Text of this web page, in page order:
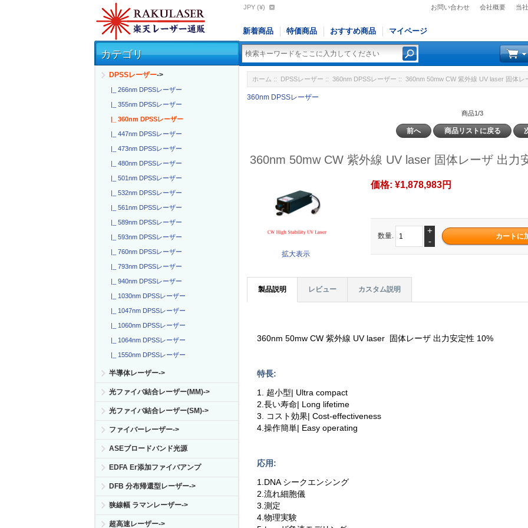
お問い合わせ 会社概要 当
JPY (¥)
新着商品 特価商品 おすすめ商品 マイページ
カテゴリ
DPSSレーザー->
|_ 266nm DPSSレーザー
|_ 355nm DPSSレーザー
|_ 360nm DPSSレーザー
|_ 447nm DPSSレーザー
|_ 473nm DPSSレーザー
|_ 480nm DPSSレーザー
|_ 501nm DPSSレーザー
|_ 532nm DPSSレーザー
|_ 561nm DPSSレーザー
|_ 589nm DPSSレーザー
|_ 593nm DPSSレーザー
|_ 760nm DPSSレーザー
|_ 793nm DPSSレーザー
|_ 940nm DPSSレーザー
|_ 1030nm DPSSレーザー
|_ 1047nm DPSSレーザー
|_ 1060nm DPSSレーザー
|_ 1064nm DPSSレーザー
|_ 1550nm DPSSレーザー
半導体レーザー->
光ファイバ結合レーザー(MM)->
光ファイバ結合レーザー(SM)->
ファイバーレーザー->
ASEブロードバンド光源
EDFA Er添加ファイバアンプ
DFB 分布帰還型レーザー->
狭線幅 ラマンレーザー->
超高速レーザー->
ホーム :: DPSSレーザー ::360nm DPSSレーザー :: 360nm 50mw CW 紫外線 UV laser 固体レ
360nm DPSSレーザー
商品1/3
前へ 商品リストに戻る
360nm 50mw CW 紫外線 UV laser 固体レーザ 出力
拡大表示
価格:¥1,878,983円
数量.
+
-
製品説明 レビュー カスタム説明
360nm 50mw CW 紫外線 UV laser 固体レーザ 出力安定性 10%
特長:
1. 超小型| Ultra compact
2.長い寿命| Long lifetime
3. コスト効果| Cost-effectiveness
4.操作簡単| Easy operating
応用:
1.DNA シークエンシング
2.流れ細胞儀
3.測定
4.物理実験